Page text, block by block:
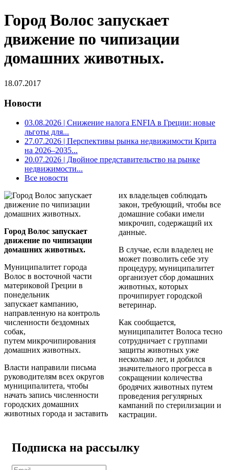
Город Волос запускает
движение по чипизации
домашних животных.
18.07.2017
Новости
03.08.2026 | Снижение налога ENFIA в Греции: новые
льготы для...
27.07.2026 | Перспективы рынка недвижимости Крита
на 2026–2035...
20.07.2026 | Двойное представительство на рынке
недвижимости...
Все новости
Город Волос запускает
движение по чипизации
домашних животных.
Муниципалитет города
Волос в восточной части
материковой Греции в
понедельник
запускает кампанию,
направленную на контроль
численности бездомных
собак,
путем микрочипирования
домашних животных.
Власти направили письма
руководителям всех округов
муниципалитета, чтобы
начать запись численности
городских домашних
животных города и заставить
их владельцев соблюдать
закон, требующий, чтобы все
домашние собаки имели
микрочип, содержащий их
данные.
В случае, если владелец не
может позволить себе эту
процедуру, муниципалитет
организует сбор домашних
животных, которых
прочипирует городской
ветеринар.
Как сообщается,
муниципалитет Волоса тесно
сотрудничает с группами
защиты животных уже
несколько лет, и добился
значительного прогресса в
сокращении количества
бродячих животных путем
проведения регулярных
кампаний по стерилизации и
кастрации.
Подписка на рассылку